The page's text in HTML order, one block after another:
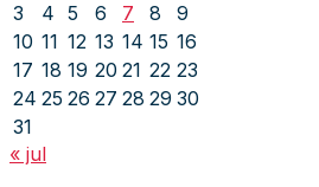
3
4 5 6 7 8
9
10 11 12 13 14 15 16
17 18 19 20 21 22 23
24 25 26 27 28 29 30
31
« jul